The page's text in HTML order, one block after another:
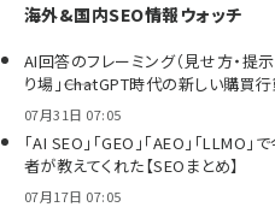
海外&国内SEO情報ウォッチ
AI回答のフレーミング（見せ方・提
り場」――ChatGPT時代の新しい購買行
07月31日 07:05
「AI SEO」「GEO」「AEO」「LLMO
者が教えてくれた【SEOまとめ】
07月17日 07:05